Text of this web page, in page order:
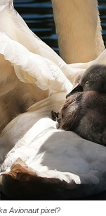
Avionaut pixel?